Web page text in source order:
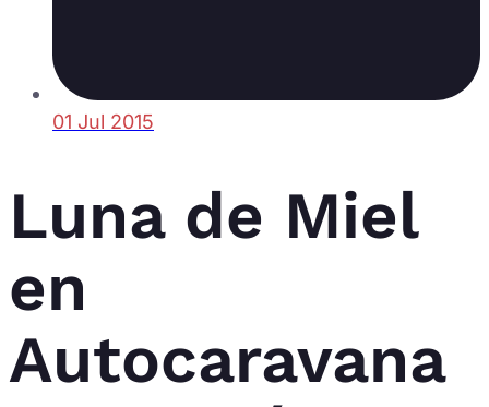
01 Jul 2015
Luna de Miel
en
Autocaravana